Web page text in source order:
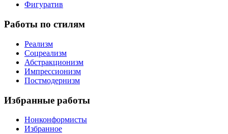
Фигуратив
Работы по стилям
Реализм
Соцреализм
Абстракционизм
Импрессионизм
Постмодернизм
Избранные работы
Нонконформисты
Избранное